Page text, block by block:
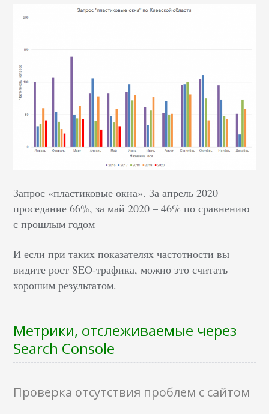
Запрос «пластиковые окна». За апрель 2020
проседание 66%, за май 2020 – 46% по сравнению
с прошлым годом
И если при таких показателях частотности вы
видите рост SEO-трафика, можно это считать
хорошим результатом.
Метрики, отслеживаемые через
Search Console
Проверка отсутствия проблем с сайтом